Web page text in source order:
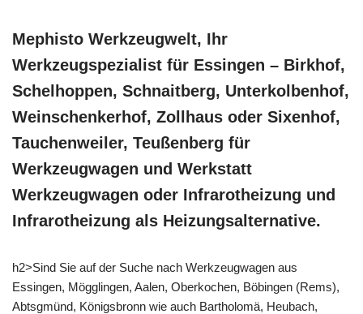
Mephisto Werkzeugwelt, Ihr
Werkzeugspezialist für Essingen – Birkhof,
Schelhoppen, Schnaitberg, Unterkolbenhof,
Weinschenkerhof, Zollhaus oder Sixenhof,
Tauchenweiler, Teußenberg für
Werkzeugwagen und Werkstatt
Werkzeugwagen oder Infrarotheizung und
Infrarotheizung als Heizungsalternative.
h2>Sind Sie auf der Suche nach Werkzeugwagen aus
Essingen, Mögglingen, Aalen, Oberkochen, Böbingen (Rems),
Abtsgmünd, Königsbronn wie auch Bartholomä, Heubach,